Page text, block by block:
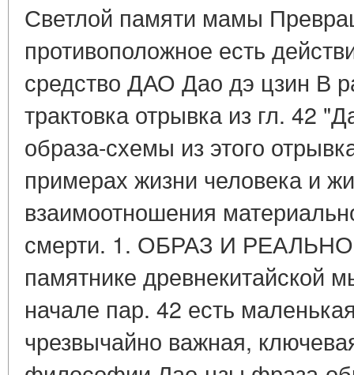
Светлой памяти мамы
противоположное есть
средство ДАО Дао дэ цзин В
трактовка отрывка из гл. 42
образа-схемы из этого
примерах жизни человека и
взаимоотношения
смерти. 1. ОБРАЗ И
памятнике древнекитайской
начале пар. 42 есть
чрезвычайно важная,